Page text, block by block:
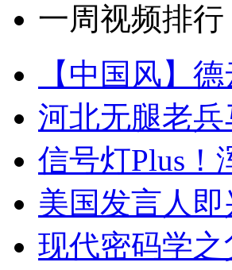
一周视频排行
【中国风】
河北无腿老
信号灯Plus！
美国发言人
现代密码学